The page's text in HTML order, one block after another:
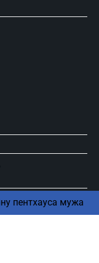
пентхауса мужа